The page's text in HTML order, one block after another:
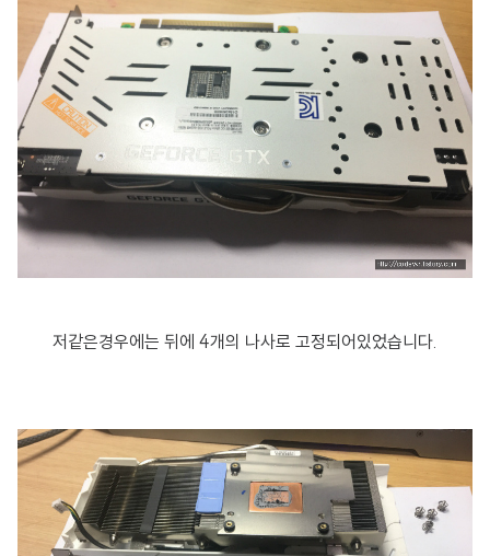
저같은경우에는 뒤에 4개의 나사로 고정되어있었습니다.